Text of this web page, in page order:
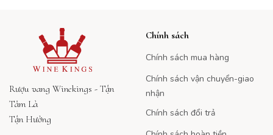
Rượu vang Winekings - Tận
Tâm Là
Tận Hưởng
Chính sách
Chính sách mua hàng
Chính sách vận chuyển-giao
nhận
Chính sách đổi trả